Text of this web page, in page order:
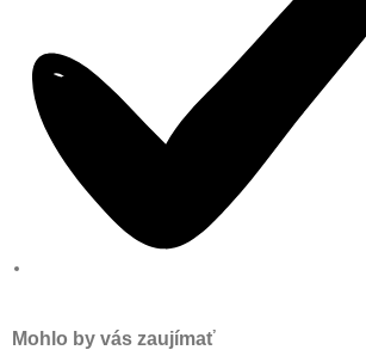
Mohlo by vás zaujímať